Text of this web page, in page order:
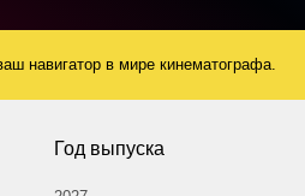
навигатор в мире кинематографа.
Год выпуска